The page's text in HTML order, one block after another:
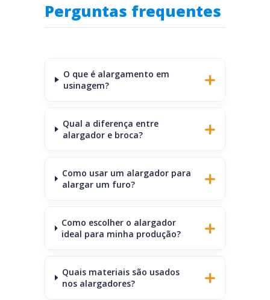
Perguntas frequentes
O que é alargamento em
usinagem?
Qual a diferença entre
alargador e broca?
Como usar um alargador para
alargar um furo?
Como escolher o alargador
ideal para minha produção?
Quais materiais são usados
nos alargadores?